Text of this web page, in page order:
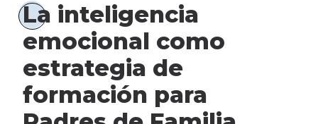
La inteligencia
emocional como
estrategia de
formación para